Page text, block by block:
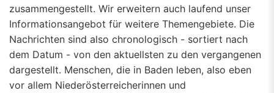
zusammengestellt. Wir erweitern auch laufend unser
Informationsangebot für weitere Themengebiete. Die
Nachrichten sind also chronologisch - sortiert nach
dem Datum - von den aktuellsten zu den vergangenen
dargestellt. Menschen, die in Baden leben, also eben
vor allem Niederösterreicherinnen und